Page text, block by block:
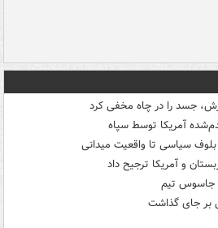
جسد را در چاه مخفی کرد
آمریکا توسط سپاه
سیاسی تا واقعیت میدانی
و آمریکا ترجیح داد
جاسوس تیم